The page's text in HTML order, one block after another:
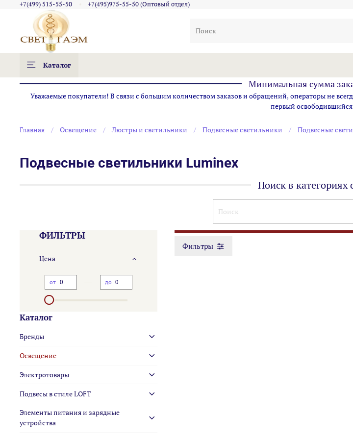
+7(499) 515-55-50 +7(495)975-55-50 (Оптовый отдел)
Каталог
Минимальная сумма
Уважаемые покупатели! В связи с большим количеством заказов и обращений, операторы не
первый
Главная Освещение Люстры и светильники Подвесные светильники Подвесные
Подвесные светильники Luminex
Поиск в категориях
Фильтры
ФИЛЬТРЫ
Цена
от до
Каталог
Бренды
Освещение
Электротовары
Подвесы в стиле LOFT
Элементы питания и зарядные
устройства